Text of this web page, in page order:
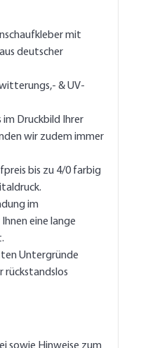
mit
deutscher
& UV-
im Druckbild Ihrer
wir zudem immer
bis zu 4/0 farbig
im
eine lange
Untergründe
rückstandslos